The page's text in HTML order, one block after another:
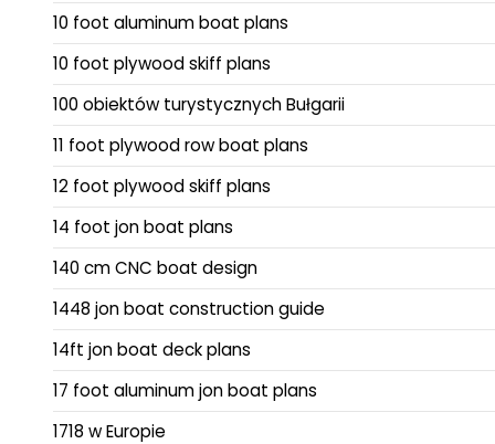
10 foot aluminum boat plans
10 foot plywood skiff plans
100 obiektów turystycznych Bułgarii
11 foot plywood row boat plans
12 foot plywood skiff plans
14 foot jon boat plans
140 cm CNC boat design
1448 jon boat construction guide
14ft jon boat deck plans
17 foot aluminum jon boat plans
1718 w Europie